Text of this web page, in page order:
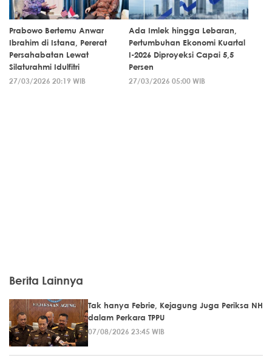
Prabowo Bertemu Anwar
Ibrahim di Istana, Pererat
Persahabatan Lewat
Silaturahmi Idulfitri
27/03/2026 20:19 WIB
Ada Imlek hingga Lebaran,
Pertumbuhan Ekonomi Kuartal
I-2026 Diproyeksi Capai 5,5
Persen
27/03/2026 05:00 WIB
Berita Lainnya
Tak hanya Febrie, Kejagung Juga Periksa NH
dalam Perkara TPPU
07/08/2026 23:45 WIB